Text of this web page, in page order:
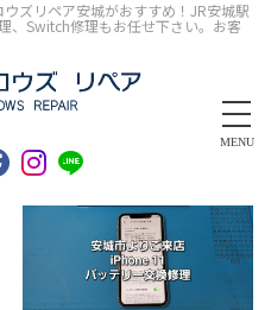
ズリペア安城がおすすめ！JR安城駅
、Switch修理もお任せ下さい。お客
MENU